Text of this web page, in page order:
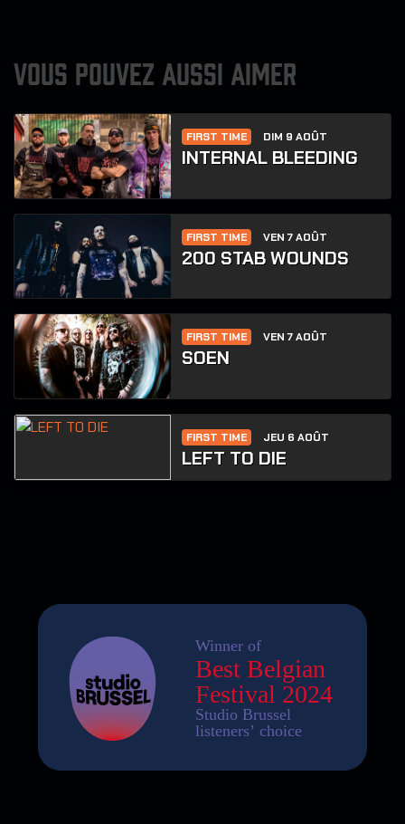
VOUS POUVEZ AUSSI AIMER
FIRST TIME DIM 9 AOÛT
INTERNAL BLEEDING
FIRST TIME VEN 7 AOÛT
200 STAB WOUNDS
FIRST TIME VEN 7 AOÛT
SOEN
FIRST TIME JEU 6 AOÛT
LEFT TO DIE